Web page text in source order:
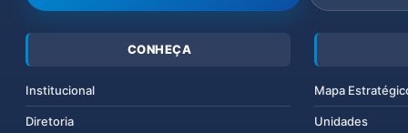
CONHEÇA
Institucional
Diretoria
Mapa
Unidades